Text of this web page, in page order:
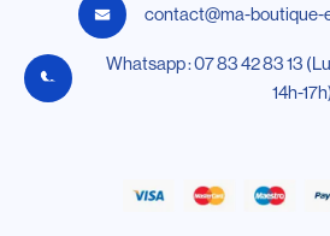
contact@ma-boutique-
Whatsapp : 07 83 42 83 13
14h-